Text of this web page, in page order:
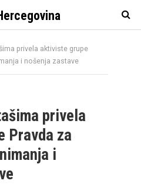
privela aktiviste grupe
i nošenja zastave
privela
Pravda za
i